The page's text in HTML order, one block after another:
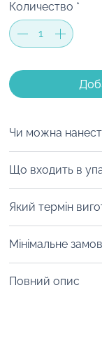
Количество *
Чи можна
Картонні
бірками та
Дерев'яні
допомогою
до набору
Що входить в
Кольори можна
жовтий,
синій,
додати листівку
індивідуальним
Який термін
Мінімальне
Повний опис